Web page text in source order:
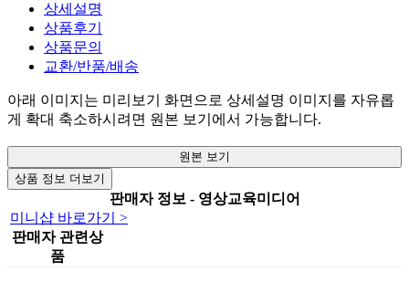
상세설명
상품후기
상품문의
교환/반품/배송
아래 이미지는 미리보기 화면으로 상세설명 이미지를 자유롭
게 확대 축소하시려면 원본 보기에서 가능합니다.
원본 보기
상품 정보 더보기
판매자 정보 - 영상교육미디어
미니샵 바로가기 >
판매자 관련상
품